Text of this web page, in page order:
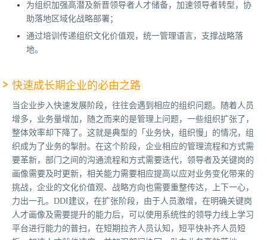
为组织加强高潜及新晋领导者人才储备，加速领导者转型，协
助落地区域化战略部署；
通过培训传递组织文化价值观，统一管理语言，支撑战略落
地。
快速成长期企业的必由之路
当企业步入快速发展阶段，往往会遇到相应的组织问题。随着人员
增多，业务量增加，随之而来的是管理上问题，一些组织扩张了，
整体效率却下降了。这就是典型的「业务快，组织慢」的情况，组
织成为了业务的掣肘。在这个阶段，企业相应的管理流程和方式需
要革新，部门之间的沟通流程和方式需要迭代，领导者及关键岗的
画像需要及时更新，相关能力需要相应提高以应对业务变化带来的
挑战，企业的文化价值观、战略方向也需要重整传达，上下一心，
力出一孔。DDI建议，在扩张阶段，由于人员激增，在明确关键岗
人才画像及需要提升的能力后，可以使用系统性的领导力线上学习
平台进行能力的普扫，在短期拉齐人员认知，短平快补齐人员短